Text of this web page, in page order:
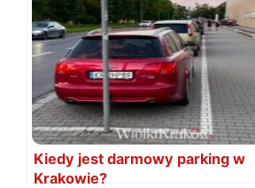
Kiedy jest darmowy parking w
Krakowie?